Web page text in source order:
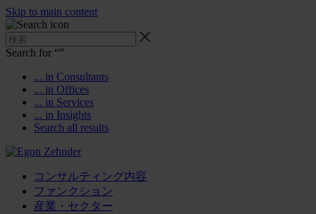
Skip to main content
Search for “”
... in Consultants
... in Offices
... in Services
... in Insights
Search all results
コンサルティング内容
ファンクション
産業・セクター